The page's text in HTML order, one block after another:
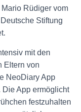
Rüdiger vom
Stiftung
mit den
Eltern von
NeoDiary App
App ermöglicht
festzuhalten